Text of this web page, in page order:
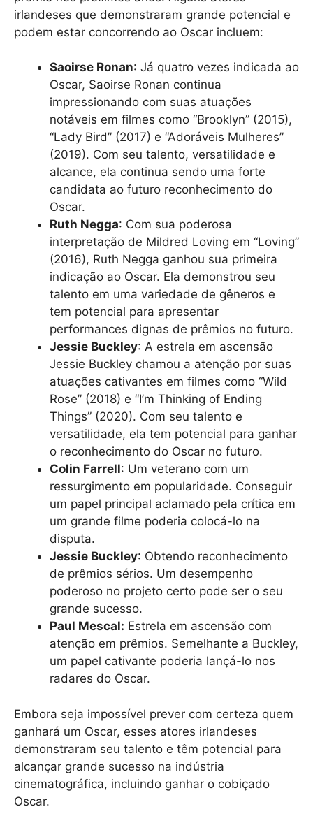
irlandeses que demonstraram grande potencial e
podem estar concorrendo ao Oscar incluem:
Saoirse Ronan: Já quatro vezes indicada ao
Oscar, Saoirse Ronan continua
impressionando com suas atuações
notáveis ​​em filmes como “Brooklyn” (2015),
“Lady Bird” (2017) e “Adoráveis ​​Mulheres”
(2019). Com seu talento, versatilidade e
alcance, ela continua sendo uma forte
candidata ao futuro reconhecimento do
Oscar.
Ruth Negga: Com sua poderosa
interpretação de Mildred Loving em “Loving”
(2016), Ruth Negga ganhou sua primeira
indicação ao Oscar. Ela demonstrou seu
talento em uma variedade de gêneros e
tem potencial para apresentar
performances dignas de prêmios no futuro.
Jessie Buckley: A estrela em ascensão
Jessie Buckley chamou a atenção por suas
atuações cativantes em filmes como “Wild
Rose” (2018) e “I’m Thinking of Ending
Things” (2020). Com seu talento e
versatilidade, ela tem potencial para ganhar
o reconhecimento do Oscar no futuro.
Colin Farrell: Um veterano com um
ressurgimento em popularidade. Conseguir
um papel principal aclamado pela crítica em
um grande filme poderia colocá-lo na
disputa.
Jessie Buckley: Obtendo reconhecimento
de prêmios sérios. Um desempenho
poderoso no projeto certo pode ser o seu
grande sucesso.
Paul Mescal: Estrela em ascensão com
atenção em prêmios. Semelhante a Buckley,
um papel cativante poderia lançá-lo nos
radares do Oscar.
Embora seja impossível prever com certeza quem
ganhará um Oscar, esses atores irlandeses
demonstraram seu talento e têm potencial para
alcançar grande sucesso na indústria
cinematográfica, incluindo ganhar o cobiçado
Oscar.